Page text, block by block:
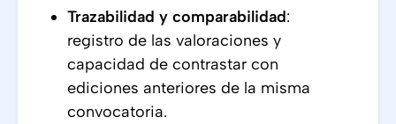
Trazabilidad y comparabilidad:
registro de las valoraciones y
capacidad de contrastar con
ediciones anteriores de la misma
convocatoria.